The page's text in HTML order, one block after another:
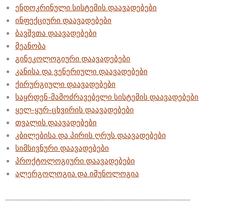
ენდოკრინული სისტემის დაავადებები
ინფექციური დაავადებები
ბავშვთა დაავადებები
მეანობა
გინეკოლოგიური დაავადებები
კანისა და ვენერიული დაავადებები
ქირურგიული დაავადებები
საყრდენ-მამოძრავებელი სისტემის დაავადებები
ყელ-ყურ-ცხვირის დაავადებები
თვალის დაავადებები
კბილებისა და პირის ღრუს დაავადებები
სიმსივნური დაავადებები
პროქტოლოგიური დაავადებები
ალერგოლოგია და იმუნოლოგია